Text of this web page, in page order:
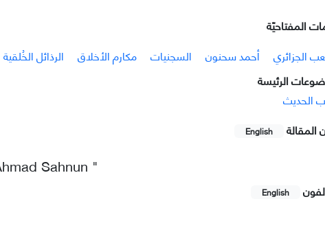
المفتاحيّة
الجزائري
أحمد سحنون السجنيات مكارم الأخلاق
الرذائل الخُلقية
الرئيسة
الحدیث
المقالة
English
Sahnun "
English